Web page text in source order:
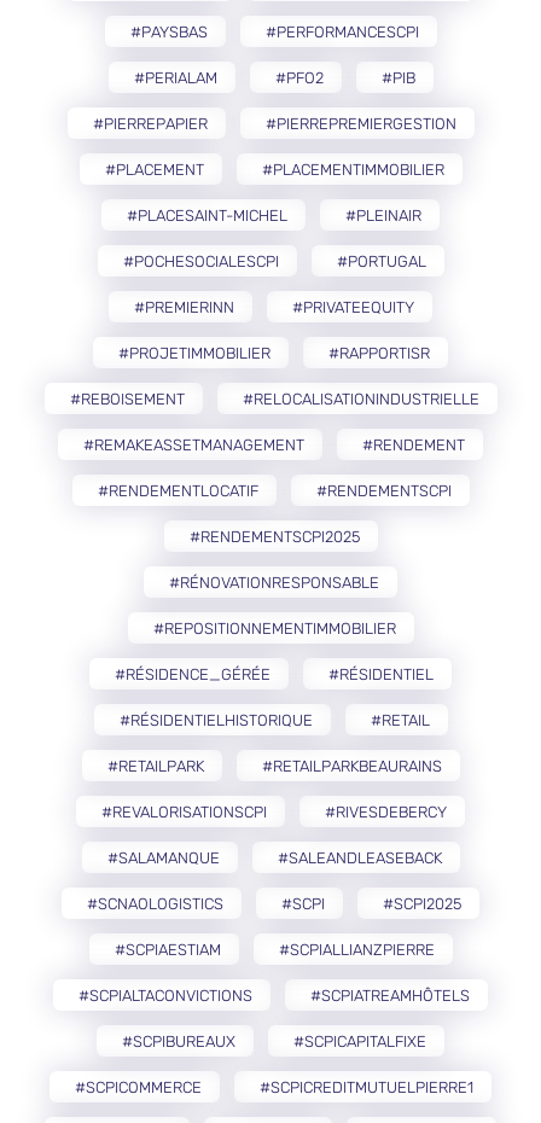
#PAYSBAS #PERFORMANCESCPI
#PERIALAM #PFO2 #PIB
#PIERREPAPIER #PIERREPREMIERGESTION
#PLACEMENT #PLACEMENTIMMOBILIER
#PLACESAINT-MICHEL #PLEINAIR
#POCHESOCIALESCPI #PORTUGAL
#PREMIERINN #PRIVATEEQUITY
#PROJETIMMOBILIER #RAPPORTISR
#REBOISEMENT #RELOCALISATIONINDUSTRIELLE
#REMAKEASSETMANAGEMENT #RENDEMENT
#RENDEMENTLOCATIF #RENDEMENTSCPI
#RENDEMENTSCPI2025
#RÉNOVATIONRESPONSABLE
#REPOSITIONNEMENTIMMOBILIER
#RÉSIDENCE_GÉRÉE #RÉSIDENTIEL
#RÉSIDENTIELHISTORIQUE #RETAIL
#RETAILPARK #RETAILPARKBEAURAINS
#REVALORISATIONSCPI #RIVESDEBERCY
#SALAMANQUE #SALEANDLEASEBACK
#SCNAOLOGISTICS #SCPI #SCPI2025
#SCPIAESTIAM #SCPIALLIANZPIERRE
#SCPIALTACONVICTIONS #SCPIATREAMHÔTELS
#SCPIBUREAUX #SCPICAPITALFIXE
#SCPICOMMERCE #SCPICREDITMUTUELPIERRE1